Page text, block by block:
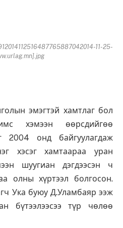
11-25-
эмэгтэй хамтлаг бол
хэмээн өөрсдийгөө
2004 онд байгуулагдаж
хэсэг хамтаараа уран
шуугиан дэгдээсэн ч
олны хүртээл болгосон.
Ука буюу Д.Уламбаяр ээж
бүтээлээсээ түр чөлөө